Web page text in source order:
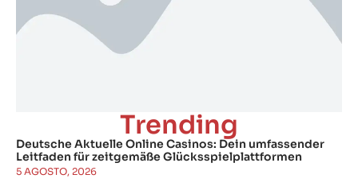
Trending
Deutsche Aktuelle Online Casinos: Dein umfassender
Leitfaden für zeitgemäße Glücksspielplattformen
5 AGOSTO, 2026